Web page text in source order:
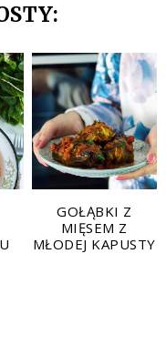
GOŁĄBKI Z
MIĘSEM Z
MŁODEJ KAPUSTY